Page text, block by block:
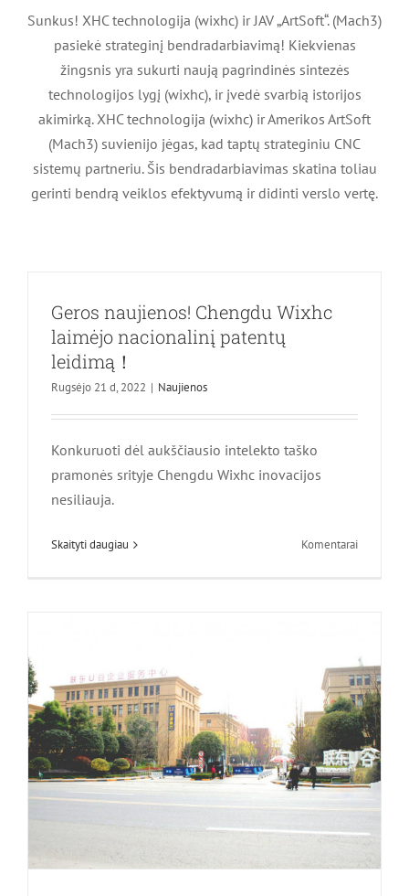
Sunkus! XHC technologija (wixhc) ir JAV „ArtSoft“. (Mach3)
pasiekė strateginį bendradarbiavimą! Kiekvienas
žingsnis yra sukurti naują pagrindinės sintezės
technologijos lygį (wixhc), ir įvedė svarbią istorijos
akimirką. XHC technologija (wixhc) ir Amerikos ArtSoft
(Mach3) suvienijo jėgas, kad taptų strateginiu CNC
sistemų partneriu. Šis bendradarbiavimas skatina toliau
gerinti bendrą veiklos efektyvumą ir didinti verslo vertę.
Geros naujienos! Chengdu Wixhc
laimėjo nacionalinį patentų
leidimą！
Rugsėjo 21 d, 2022 | Naujienos
Konkuruoti dėl aukščiausio intelekto taško
pramonės srityje Chengdu Wixhc inovacijos
nesiliauja.
Skaityti daugiau Komentaraiant
patentų
leidimą！
Oficialus pranešimas 丨 Chengdu
WixHC Technology Co., Ltd. persikėlė į